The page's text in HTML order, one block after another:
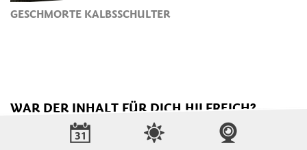
GESCHMORTE KALBSSCHULTER
WAR DER INHALT FÜR DICH HILFREICH?
NEIN